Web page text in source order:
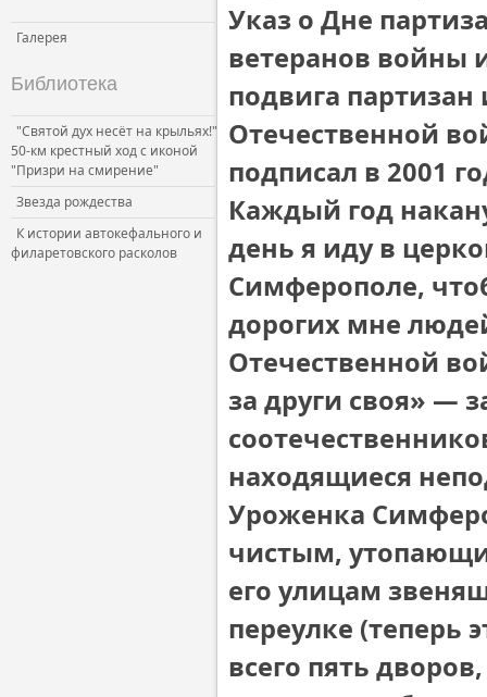
Галерея
Библиотека
"Святой дух несёт на крыльях!"
50-км крестный ход с иконой
"Призри на смирение"
Звезда рождества
К истории автокефального и
филаретовского расколов
Указ о Дне
ветеранов войны
подвига
Отечественной
подписал в 2001
Каждый год
день я иду в
Симферополе,
дорогих мне
Отечественной
за други своя» —
находящиеся
Уроженка
чистым,
его улицам
переулке (теперь
всего пять